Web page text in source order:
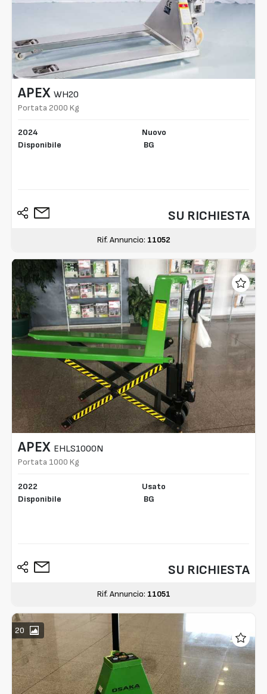
APEX WH20
Portata 2000 Kg
2024
Disponibile
Nuovo
BG
SU RICHIESTA
Rif. Annuncio: 11052
APEX EHLS1000N
Portata 1000 Kg
2022
Disponibile
Usato
BG
SU RICHIESTA
Rif. Annuncio: 11051
20